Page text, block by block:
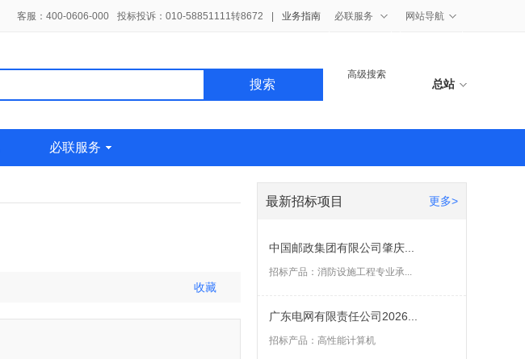
客服：400-0606-000 投标投诉：010-58851111转8672 业务指南 必联服务 网站导航
搜索
高级搜索
总站
必联服务
收藏
最新招标项目 更多>
中国邮政集团有限公司肇庆...
招标产品： 消防设施工程专业承...
广东电网有限责任公司2026...
招标产品： 高性能计算机